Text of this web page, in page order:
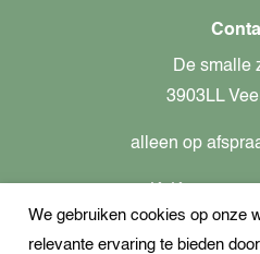
De smalle
3903LL
alleen op
Btw-nummer:
We gebruiken cookies op onze
relevante ervaring te bieden